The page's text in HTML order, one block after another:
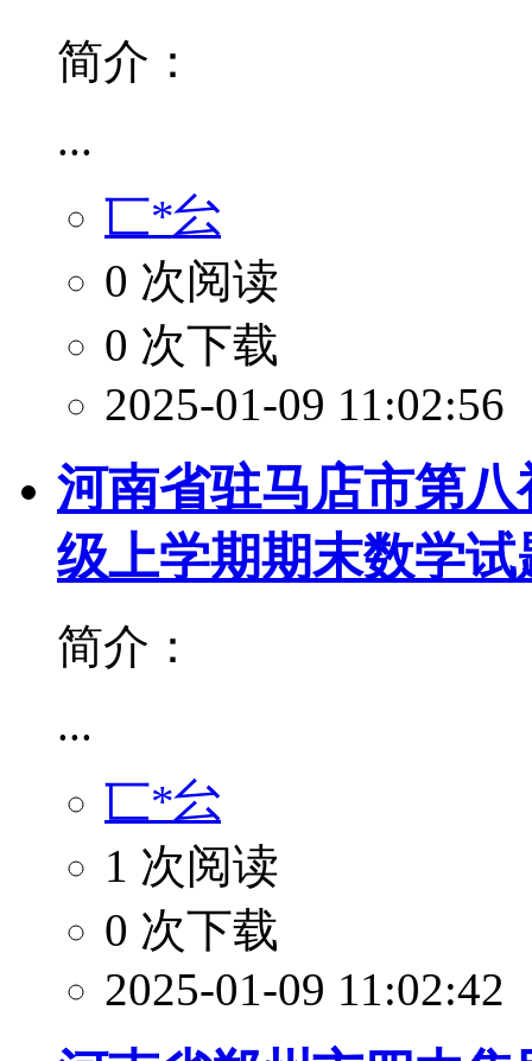
简介：
...
匸*㕕
0 次阅读
0 次下载
2025-01-09 11:02:56
河南省驻马店市第八
级上学期期末数学
简介：
...
匸*㕕
1 次阅读
0 次下载
2025-01-09 11:02:42